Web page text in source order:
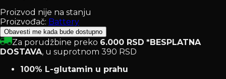
Proizvod nije na stanju
Proizvođač: Battery
Obavesti me kada bude dostupno
Za porudžbine preko 6.000 RSD *BESPLATNA
DOSTAVA, u suprotnom 390 RSD
100% L-glutamin u prahu